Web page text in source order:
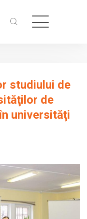
studiului de
de
universităţi